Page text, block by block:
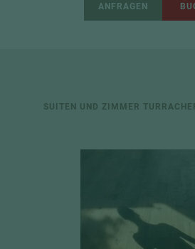
ANFRAGEN
SUITEN UND ZIMMER